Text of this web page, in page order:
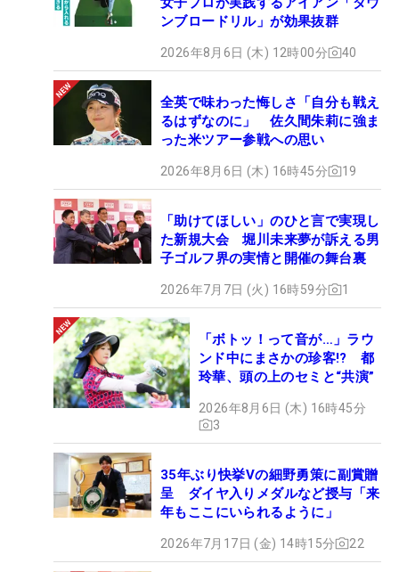
ンブロードリル」が効果抜群
2026年8月6日 (木) 12時00分 40
全英で味わった悔しさ「自分も戦え
るはずなのに」 佐久間朱莉に強ま
った米ツアー参戦への思い
2026年8月6日 (木) 16時45分 19
「助けてほしい」のひと言で実現し
た新規大会 堀川未来夢が訴える男
子ゴルフ界の実情と開催の舞台裏
2026年7月7日 (火) 16時59分 1
「ボトッ！って音が…」ラウ
ンド中にまさかの珍客!? 都
玲華、頭の上のセミと“共演”
2026年8月6日 (木) 16時45分
3
35年ぶり快挙Vの細野勇策に副賞贈
呈 ダイヤ入りメダルなど授与「来
年もここにいられるように」
2026年7月17日 (金) 14時15分 22